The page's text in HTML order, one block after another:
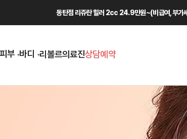
동탄점 리쥬란 힐러 2cc 24.9만원~(비급여, 부가
부 바디 리볼르의료진상담예약